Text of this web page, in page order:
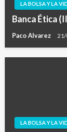
LA BOLSA Y LA
Banca Ética
Paco Alvarez 21/
LA BOLSA Y LA